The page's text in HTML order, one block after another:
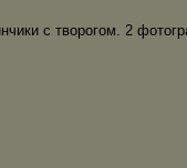
с творогом. 2